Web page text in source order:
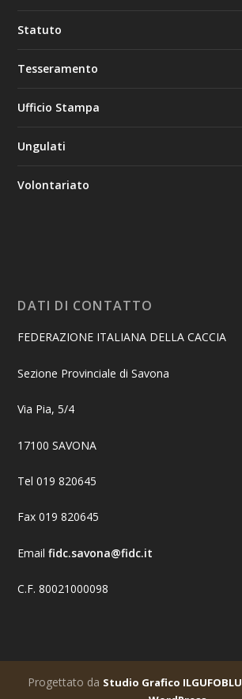
Statuto
Tesseramento
Ufficio Stampa
Ungulati
Volontariato
DATI DI CONTATTO
FEDERAZIONE ITALIANA DELLA CACCIA
Sezione Provinciale di Savona
Via Pia, 5/4
17100 SAVONA
Tel 019 820645
Fax 019 820645
Emailfidc.savona@fidc.it
C.F. 80021000098
Progettato da Studio Grafico ILGUFOBLU